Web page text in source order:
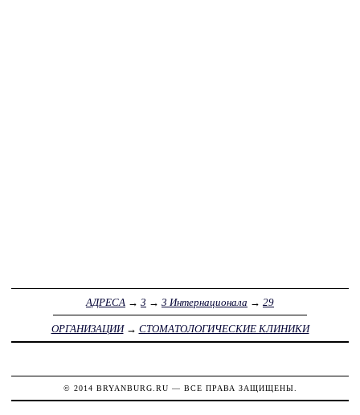
АДРЕСА → 3 → 3 Интернационала → 29
ОРГАНИЗАЦИИ→ СТОМАТОЛОГИЧЕСКИЕ КЛИНИКИ
© 2014 BRYANBURG.RU — ВСЕ ПРАВА ЗАЩИЩЕНЫ.